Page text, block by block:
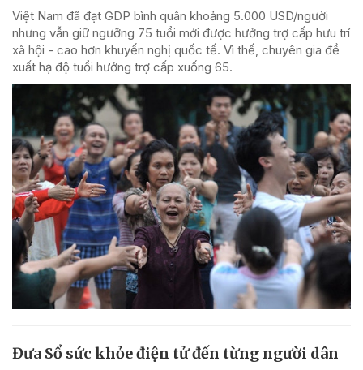
Việt Nam đã đạt GDP bình quân khoảng 5.000 USD/người
nhưng vẫn giữ ngưỡng 75 tuổi mới được hưởng trợ cấp hưu trí
xã hội - cao hơn khuyến nghị quốc tế. Vì thế, chuyên gia đề
xuất hạ độ tuổi hưởng trợ cấp xuống 65.
Đưa Sổ sức khỏe điện tử đến từng người dân